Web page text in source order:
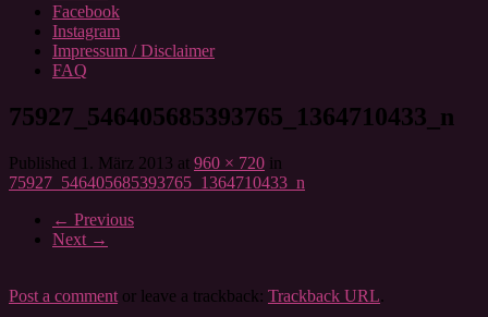
Facebook
Instagram
Impressum / Disclaimer
FAQ
75927_546405685393765_1364710433_n
Published 1. März 2013 at 960 × 720 in
75927_546405685393765_1364710433_n
← Previous
Next →
Post a comment or leave a trackback: Trackback URL.